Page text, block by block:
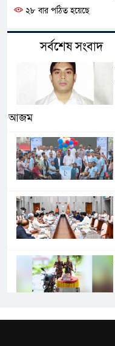
২৮ বার পঠিত হয়েছে
সর্বশেষ সংবাদ
আজম